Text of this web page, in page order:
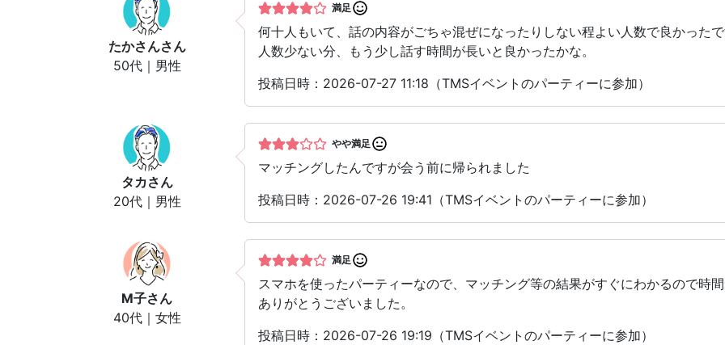
たかさんさん
50代｜男性
満足
何十人もいて、話の内容がごちゃ混ぜになったりしない程よい人数で良かった
人数少ない分、もう少し話す時間が長いと良かったかな。
投稿日時：2026-07-27 11:18（TMSイベントのパーティーに参加）
タカ さん
20代｜男性
やや満足
マッチングしたんですが会う前に帰られました
投稿日時：2026-07-26 19:41（TMSイベントのパーティーに参加）
M子さん
40代｜女性
満足
スマホを使ったパーティーなので、マッチング等の結果がすぐにわかるので
ありがとうございました。
投稿日時：2026-07-26 19:19（TMSイベントのパーティーに参加）